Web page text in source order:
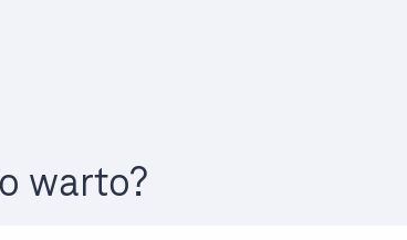
warto?